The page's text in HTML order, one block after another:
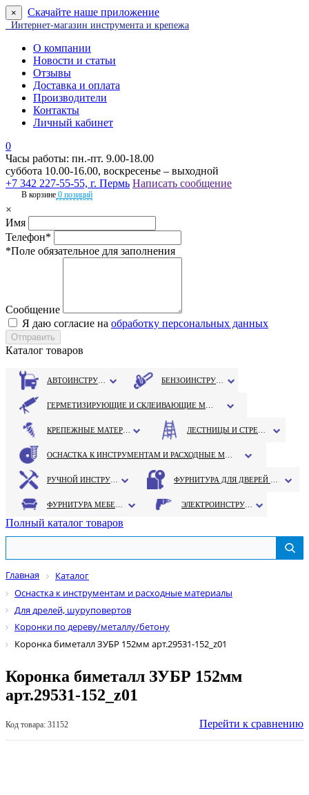
× Скачайте наше приложение
Интернет-магазин инструмента и крепежа
О компании
Новости и статьи
Отзывы
Доставка и оплата
Производители
Контакты
Личный кабинет
0
Часы работы: пн.-пт. 9.00-18.00
суббота 10.00-16.00, воскресенье – выходной
+7 342 227-55-55, г. Пермь Написать сообщение
В корзине 0 позиций
×
Имя
Телефон*
*Поле обязательное для заполнения
Сообщение
Я даю согласие на обработку персональных данных
Каталог товаров
Полный каталог товаров
Главная
Каталог
Оснастка к инструментам и расходные материалы
Для дрелей, шуруповертов
Коронки по дереву/металлу/бетону
Коронка биметалл ЗУБР 152мм арт.29531-152_z01
Коронка биметалл ЗУБР 152мм
арт.29531-152_z01
Код товара: 31152 Перейти к сравнению